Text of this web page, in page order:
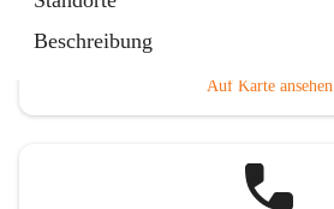
Beschreibung
Auf Karte ansehen